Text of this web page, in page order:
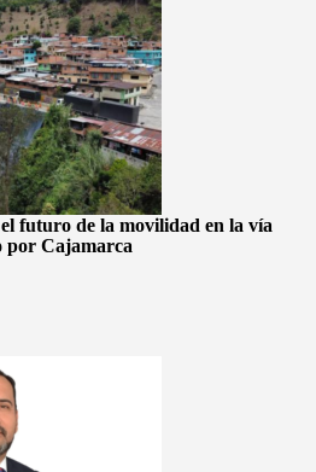
futuro de la movilidad en la vía
por Cajamarca